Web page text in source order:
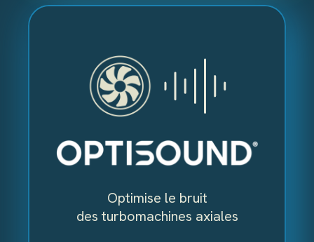
Optimise le bruit
des turbomachines axiales
Logiciel permettant de prédire et
d’optimiser le bruit des turbomachines
axiales. Idéal pour les équipes qui
cherchent à réduire la signature
acoustique d’hélices, de rotors et de
À l’aide de prédictions aérodynamiques